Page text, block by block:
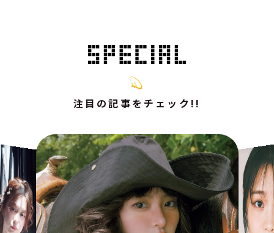
注目の記事をチェック!!